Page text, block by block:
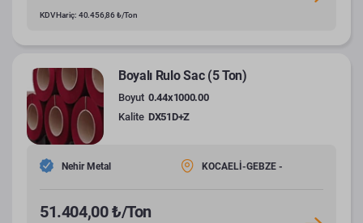
KDV Hariç: 40.456,86 ₺/Ton
Boyalı Rulo Sac (5 Ton)
Boyut 0.44x1000.00
Kalite DX51D+Z
Nehir Metal KOCAELİ-GEBZE -
51.404,00 ₺/Ton